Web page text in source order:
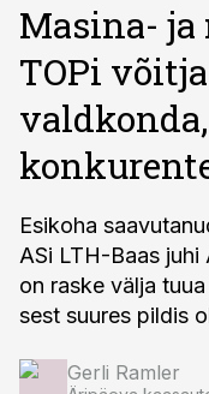
Masina-
TOPi
Esikoha
ASi LTH-Baas juhi
on raske välja
sest suures pildis
Gerli Ramler